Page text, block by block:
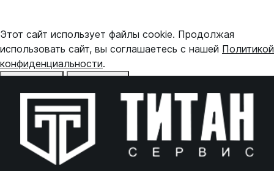
Этот сайт использует файлы cookie. Продолжая
использовать сайт, вы соглашаетесь с нашей Политикой
конфиденциальности.
Online чат